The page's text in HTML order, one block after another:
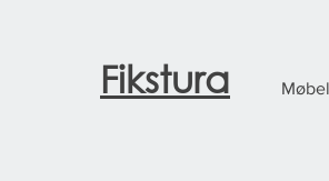
Fikstura